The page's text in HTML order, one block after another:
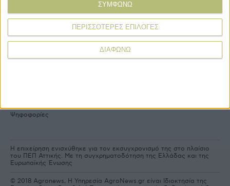
ΠΕΡΙΣΣΟΤΕΡΕΣ ΕΠΙΛΟΓΕΣ
ΔΙΑΦΩΝΩ
ΣΥΜΦΩΝΩ
Προιόντα
Ιστορική αναδρομή
Agrenda Ηλεκτρονικά
Ψηφοφορίες
Η επιχείρηση ενισχύθηκε για τον εκσυγχρονισμό της στο πλαίσιο
του ΠΕΠ Αττικής. Με τη συγχρηματοδότηση της Ελλάδας και της
Ευρωπαϊκής Ένωσης
© 2018 Agronews, Η Υπηρεσία AgroNews.gr είναι Ιδιοκτησία της